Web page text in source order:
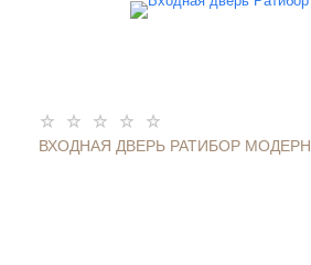
ВХОДНАЯ ДВЕРЬ РАТИБОР МОДЕРН